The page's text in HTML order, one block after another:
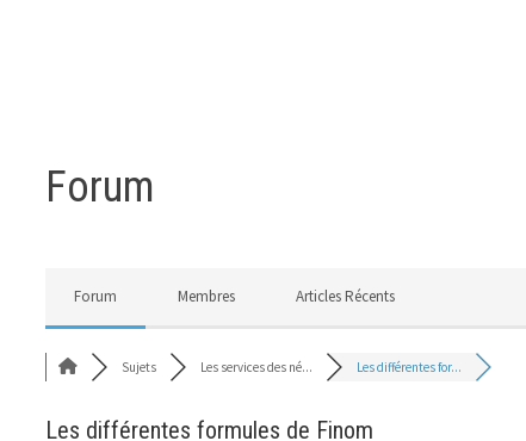
Forum
Forum Membres Articles Récents
Sujets Les services des né... Les différentes for...
Les différentes formules de Finom